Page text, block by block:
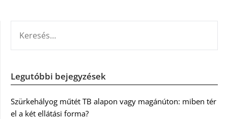
Legutóbbi bejegyzések
Szürkehályog műtét TB alapon vagy magánúton: miben tér
el a két ellátási forma?